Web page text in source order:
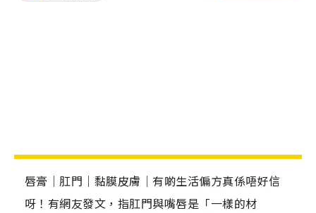
唇膏｜肛門｜黏膜皮膚｜有啲生活偏方真係唔好信
呀！有網友發文，指肛門與嘴唇是「一樣的材